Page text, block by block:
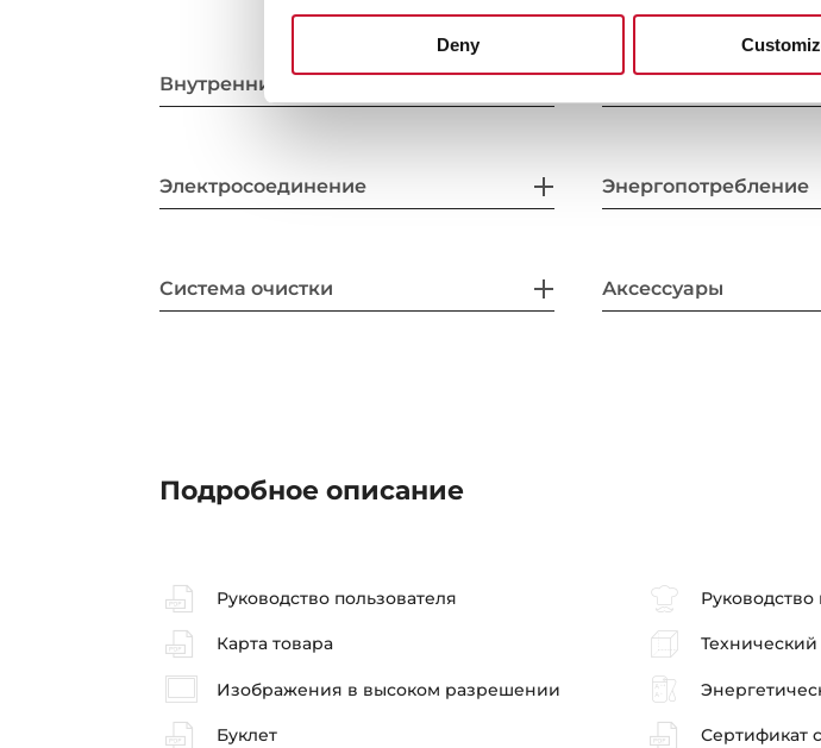
Deny
Внутренние размеры
Электросоединение Энергопотребление
Система очистки Аксессуары
Подробное описание
Руководство пользователя
Карта товара
Изображения в высоком разрешении
Буклет Сертификат